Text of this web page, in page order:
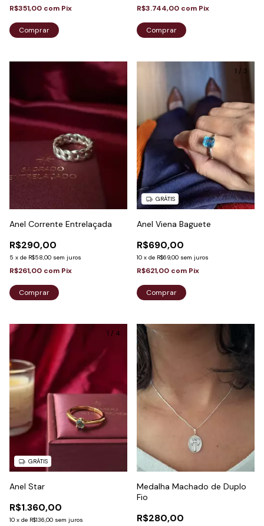
R$351,00 com Pix
Comprar
R$3.744,00 com Pix
Comprar
Anel Corrente Entrelaçada
R$290,00
5 x de R$58,00 sem juros
R$261,00 com Pix
Comprar
1 / 3
GRÁTIS
Anel Viena Baguete
R$690,00
10 x de R$69,00 sem juros
R$621,00 com Pix
Comprar
1 / 4
GRÁTIS
Anel Star
R$1.360,00
10 x de R$136,00 sem juros
Medalha Machado de Duplo
Fio
R$280,00